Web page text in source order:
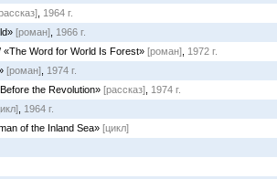
1964 г.
[роман] 1966 г.
«The Word for World Is Forest» [роман] 1972 г.
[роман] 1974 г.
the Revolution» [рассказ] 1974 г.
1964 г.
of the Inland Sea» [цикл]